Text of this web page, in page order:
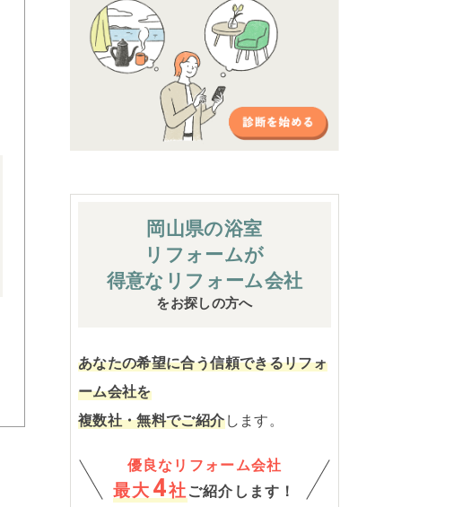
岡山県の浴室
リフォームが
得意なリフォーム会社
をお探しの方へ
あなたの希望に合う信頼できるリフォ
ーム会社を
複数社・無料でご紹介します。
優良なリフォーム会社
最大 4社 ご紹介します！